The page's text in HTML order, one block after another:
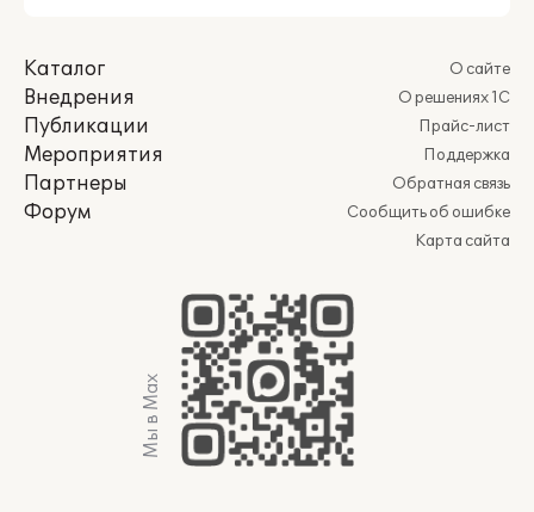
Каталог
Внедрения
Публикации
Мероприятия
Партнеры
Форум
О сайте
О решениях 1С
Прайс-лист
Поддержка
Обратная связь
Сообщить об ошибке
Карта сайта
Мы в Max